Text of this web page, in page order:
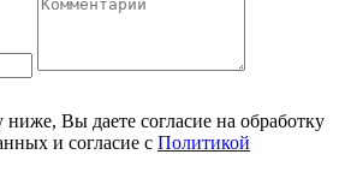
Вы даете согласие на обработку
и согласие с Политикой